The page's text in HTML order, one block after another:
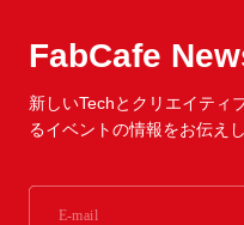
FabCafe
新しいTechとクリエイティ
るイベントの情報をお伝えし